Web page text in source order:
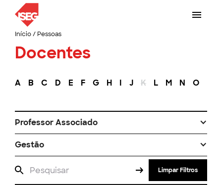
Início/ Pessoas
Docentes
A B C D E F G H I J K L M N O
Professor Associado
Gestão
Limpar Filtros